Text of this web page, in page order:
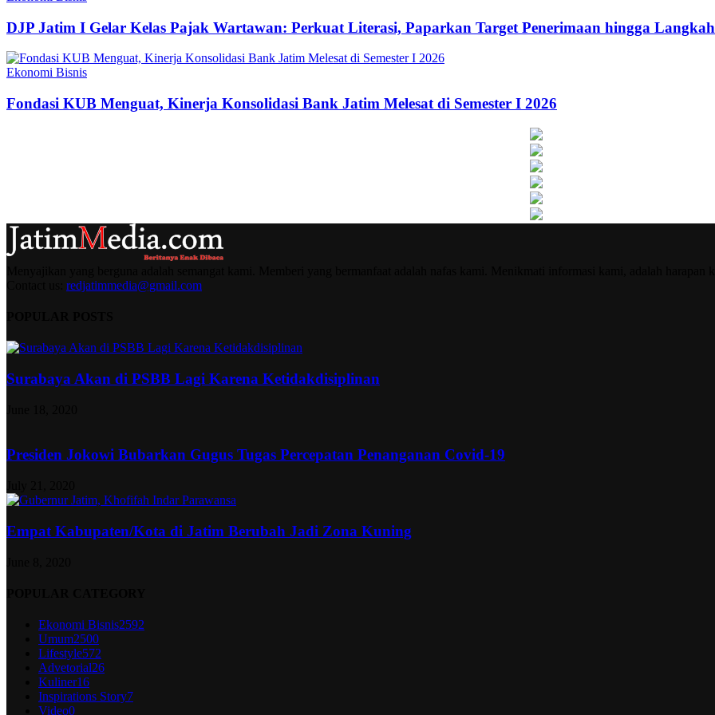
DJP Jatim I Gelar Kelas Pajak Wartawan: Perkuat Literasi, Paparkan Target Penerimaan hingga
Ekonomi Bisnis
Fondasi KUB Menguat, Kinerja Konsolidasi Bank Jatim Melesat di Semester I 2026
redjatimmedia@gmail.com
Surabaya Akan di PSBB Lagi Karena Ketidakdisiplinan
Presiden Jokowi Bubarkan Gugus Tugas Percepatan Penanganan Covid-19
Empat Kabupaten/Kota di Jatim Berubah Jadi Zona Kuning
Ekonomi Bisnis2592
Umum2500
Lifestyle572
Advetorial26
Kuliner16
Inspirations Story7
Video0